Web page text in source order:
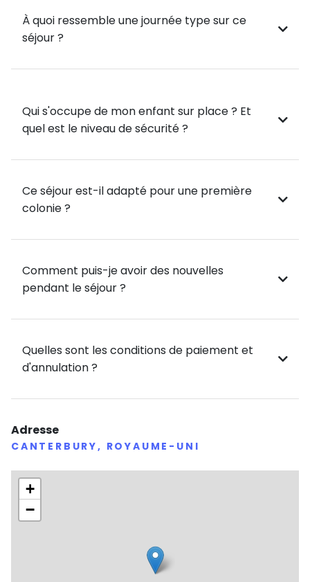
dynamique et enrichissant ! Un programme complet
pour apprendre, s’amuser et s’épanouir. 🌍💬
À quoi ressemble une journée type sur ce
séjour ?
Qui s'occupe de mon enfant sur place ? Et
quel est le niveau de sécurité ?
Ce séjour est-il adapté pour une première
colonie ?
Comment puis-je avoir des nouvelles
pendant le séjour ?
Quelles sont les conditions de paiement et
d'annulation ?
Adresse
CANTERBURY, ROYAUME-UNI
+
−